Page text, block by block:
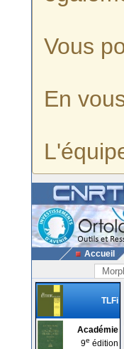
Vous
En
Accueil
TLFi
Académie
9e édition